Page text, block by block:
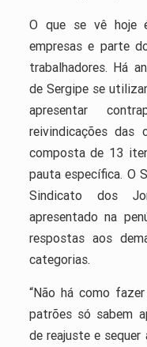
O que se vê hoje
empresas e parte
trabalhadores. Há
de Sergipe se
apresentar
reivindicações das
composta de 13
pauta específica. O
Sindicato dos
apresentado na
respostas aos
categorias.
“Não há como
patrões só sabem
de reajuste e